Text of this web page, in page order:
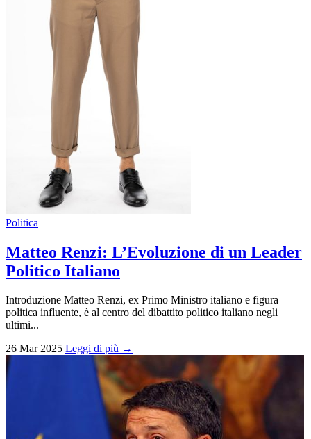
Politica
Matteo Renzi: L’Evoluzione di un Leader
Politico Italiano
Introduzione Matteo Renzi, ex Primo Ministro italiano e figura
politica influente, è al centro del dibattito politico italiano negli
ultimi...
26 Mar 2025 Leggi di più →